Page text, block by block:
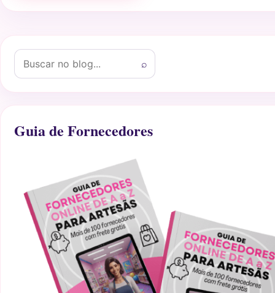
Buscar por:
⌕
Guia de Fornecedores